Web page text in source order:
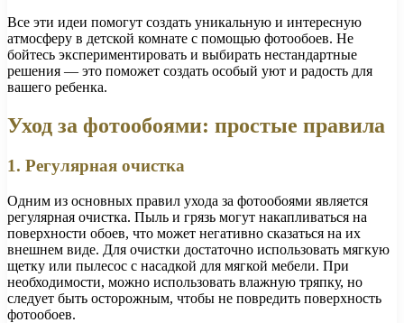
Все эти идеи помогут создать уникальную и интересную
атмосферу в детской комнате с помощью фотообоев. Не
бойтесь экспериментировать и выбирать нестандартные
решения — это поможет создать особый уют и радость для
вашего ребенка.
Уход за фотообоями: простые правила
1. Регулярная очистка
Одним из основных правил ухода за фотообоями является
регулярная очистка. Пыль и грязь могут накапливаться на
поверхности обоев, что может негативно сказаться на их
внешнем виде. Для очистки достаточно использовать мягкую
щетку или пылесос с насадкой для мягкой мебели. При
необходимости, можно использовать влажную тряпку, но
следует быть осторожным, чтобы не повредить поверхность
фотообоев.